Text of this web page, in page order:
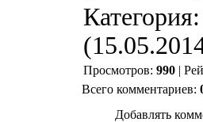
Просмотров: 990|
Всего комментариев:
Добавлять